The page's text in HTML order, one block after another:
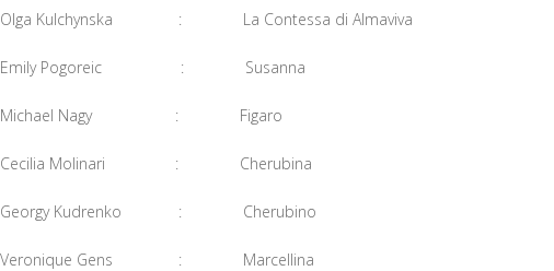
Olga Kulchynska : La Contessa di Almaviva
Emily Pogoreic : Susanna
Michael Nagy : Figaro
Cecilia Molinari : Cherubina
Georgy Kudrenko : Cherubino
Veronique Gens : Marcellina